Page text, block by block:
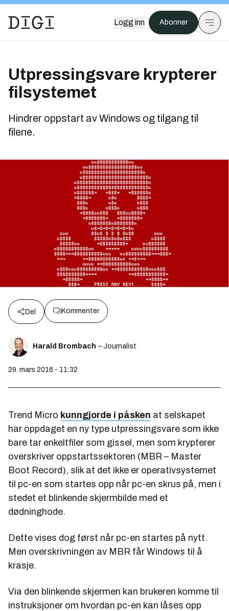
Logg inn Abonner
Utpressingsvare krypterer
filsystemet
Hindrer oppstart av Windows og tilgang til
filene.
Del Kommenter
Harald Brombach – Journalist
29. mars 2016 - 11:32
Trend Micro kunngjorde i påsken at selskapet
har oppdaget en ny type utpressingsvare som ikke
bare tar enkeltfiler som gissel, men som krypterer
overskriver oppstartssektoren (MBR – Master
Boot Record), slik at det ikke er operativsystemet
til pc-en som startes opp når pc-en skrus på, men i
stedet et blinkende skjermbilde med et
dødninghode.
Dette vises dog først når pc-en startes på nytt.
Men overskrivningen av MBR får Windows til å
krasje.
Via den blinkende skjermen kan brukeren komme til
instruksjoner om hvordan pc-en kan låses opp